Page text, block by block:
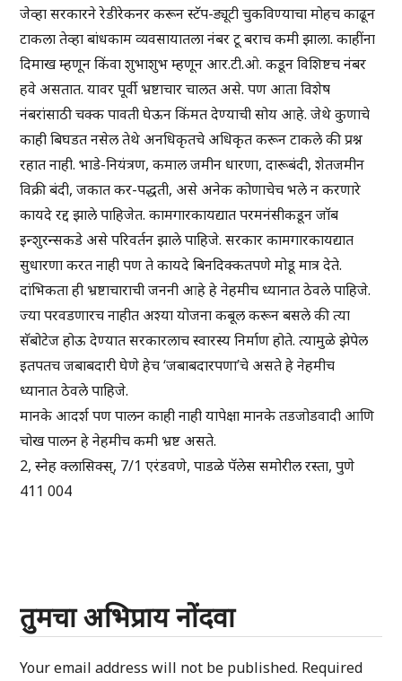
जेव्हा सरकारने रेडीरेकनर करून स्टॅप-ड्यूटी चुकविण्याचा मोहच काढून
टाकला तेव्हा बांधकाम व्यवसायातला नंबर टू बराच कमी झाला. काहींना
दिमाख म्हणून किंवा शुभाशुभ म्हणून आर.टी.ओ. कडून विशिष्टच नंबर
हवे असतात. यावर पूर्वी भ्रष्टाचार चालत असे. पण आता विशेष
नंबरांसाठी चक्क पावती घेऊन किंमत देण्याची सोय आहे. जेथे कुणाचे
काही बिघडत नसेल तेथे अनधिकृतचे अधिकृत करून टाकले की प्रश्न
रहात नाही. भाडे-नियंत्रण, कमाल जमीन धारणा, दारूबंदी, शेतजमीन
विक्री बंदी, जकात कर-पद्धती, असे अनेक कोणाचेच भले न करणारे
कायदे रद्द झाले पाहिजेत. कामगारकायद्यात परमनंसीकडून जॉब
इन्शुरन्सकडे असे परिवर्तन झाले पाहिजे. सरकार कामगारकायद्यात
सुधारणा करत नाही पण ते कायदे बिनदिक्कतपणे मोडू मात्र देते.
दांभिकता ही भ्रष्टाचाराची जननी आहे हे नेहमीच ध्यानात ठेवले पाहिजे.
ज्या परवडणारच नाहीत अश्या योजना कबूल करून बसले की त्या
सॅबोटेज होऊ देण्यात सरकारलाच स्वारस्य निर्माण होते. त्यामुळे झेपेल
इतपतच जबाबदारी घेणे हेच ‘जबाबदारपणा’चे असते हे नेहमीच
ध्यानात ठेवले पाहिजे.
मानके आदर्श पण पालन काही नाही यापेक्षा मानके तडजोडवादी आणि
चोख पालन हे नेहमीच कमी भ्रष्ट असते.
2, स्नेह क्लासिक्स्, 7/1 एरंडवणे, पाडळे पॅलेस समोरील रस्ता, पुणे
411 004
तुमचा अभिप्राय नोंदवा
Your email address will not be published. Required